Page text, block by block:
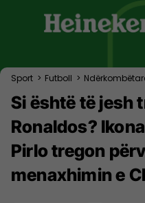
Sport > Futboll >
Si është të jesh
Ronaldos?
Pirlo tregon
menaxhimin e